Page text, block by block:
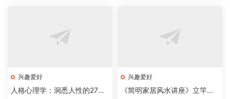
兴趣爱好
人格心理学：洞悉人性的27堂
兴趣爱好
《简明家居风水讲座》立竿见